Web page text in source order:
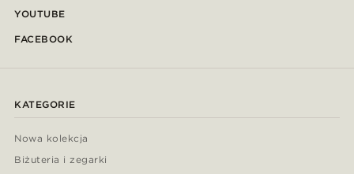
YOUTUBE
FACEBOOK
KATEGORIE
Nowa kolekcja
Biżuteria i zegarki